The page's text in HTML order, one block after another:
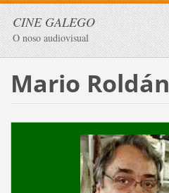
CINE GALEGO
O noso audiovisual
Mario Roldán